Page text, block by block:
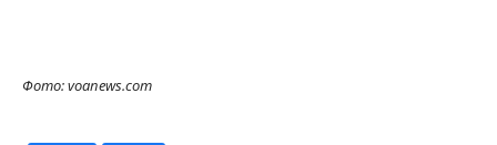
Фото: voanews.com